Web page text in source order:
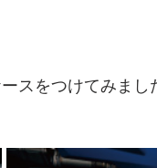
スをつけてみまし